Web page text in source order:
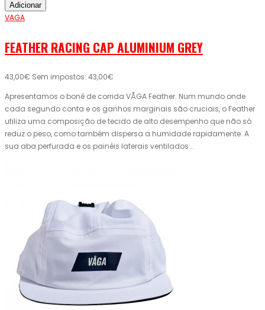
Adicionar
VAGA
FEATHER RACING CAP ALUMINIUM GREY
43,00€ Sem impostos: 43,00€
Apresentamos o boné de corrida VÅGA Feather. Num mundo onde
cada segundo conta e os ganhos marginais são cruciais, o Feather
utiliza uma composição de tecido de alto desempenho que não só
reduz o peso, como também dispersa a humidade rapidamente. A
sua aba perfurada e os painéis laterais ventilados ..